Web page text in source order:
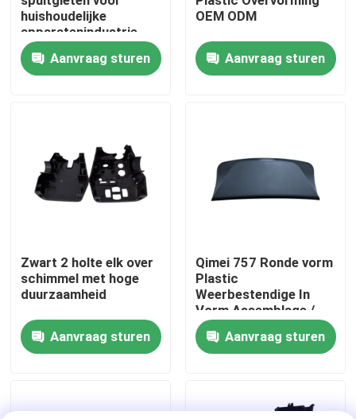
Producten
VR-show
Fabriekstocht
NEEM CONTACT MET ONS OP
Offerte Aanvragen
huishoudelijke
apparatenindustrie
kunststof
spuitgietmatrijs
operator
Aanvraag sturen
OEM ODM
Aanvraag sturen
Zwart 2 holte elk over
schimmel met hoge
duurzaamheid
Aanvraag sturen
Qimei 757 Ronde vorm
Plastic
Weerbestendige In
Vorm Assemblage /
Multi Component
MoldingAanvraag sturen